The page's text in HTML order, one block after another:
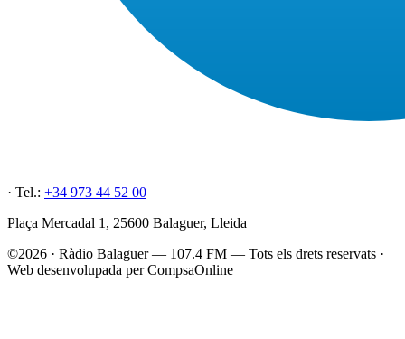
· Tel.: +34 973 44 52 00
Plaça Mercadal 1, 25600 Balaguer, Lleida
©2026 · Ràdio Balaguer — 107.4 FM — Tots els drets reservats ·
Web desenvolupada per CompsaOnline